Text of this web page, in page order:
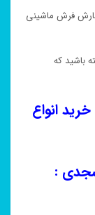
۱۰ روز از تاریخ سفارش فرش ماشینی
باشید که
انواع
: